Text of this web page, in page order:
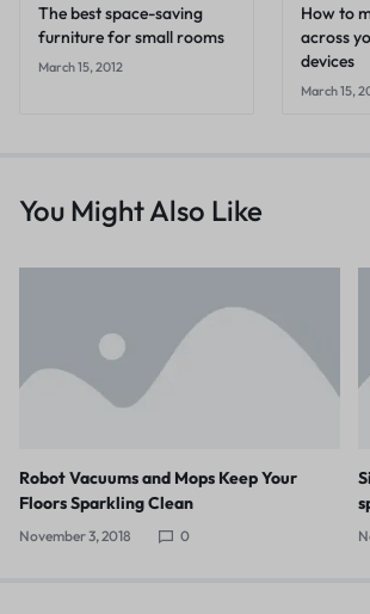
The best space-saving
furniture for small rooms
March 15, 2012
How to
across
devices
March 15,
You Might Also Like
Robot Vacuums and Mops Keep Your
Floors Sparkling Clean
November 3, 2018 0